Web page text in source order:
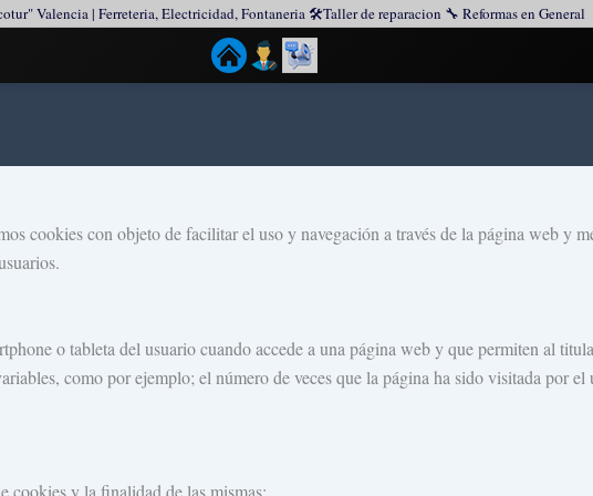
Valencia | Ferreteria, Electricidad, Fontaneria 🛠️Taller de reparacion 🔧 Reformas en General
cookies con objeto de facilitar el uso y navegación a través de la página web y
o tableta del usuario cuando accede a una página web y que permiten al
como por ejemplo; el número de veces que la página ha sido visitada por el
cookies y la finalidad de las mismas: